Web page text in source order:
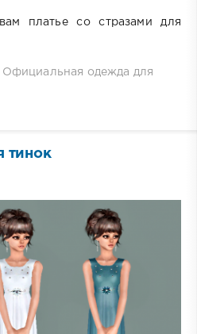
платье со стразами для
Официальная одежда для
тинок